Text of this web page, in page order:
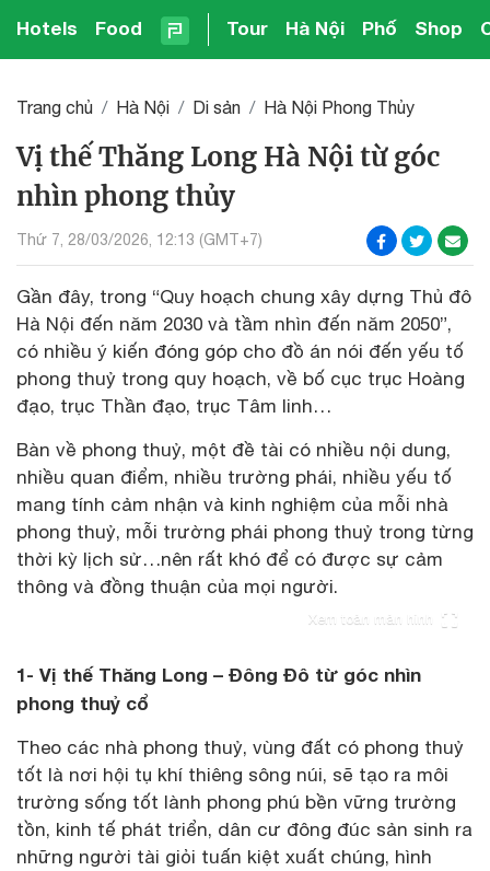
Hotels Food Tour Hà Nội Phố Shop
Trang chủ Hà Nội Di sản Hà Nội Phong Thủy
Vị thế Thăng Long Hà Nội từ góc
nhìn phong thủy
Thứ 7, 28/03/2026, 12:13 (GMT+7)
Gần đây, trong “Quy hoạch chung xây dựng Thủ đô
Hà Nội đến năm 2030 và tầm nhìn đến năm 2050”,
có nhiều ý kiến đóng góp cho đồ án nói đến yếu tố
phong thuỷ trong quy hoạch, về bố cục trục Hoàng
đạo, trục Thần đạo, trục Tâm linh…
Bàn về phong thuỷ, một đề tài có nhiều nội dung,
nhiều quan điểm, nhiều trường phái, nhiều yếu tố
mang tính cảm nhận và kinh nghiệm của mỗi nhà
phong thuỷ, mỗi trường phái phong thuỷ trong từng
thời kỳ lịch sử…nên rất khó để có được sự cảm
thông và đồng thuận của mọi người.
Xem toàn màn hình
1- Vị thế Thăng Long – Đông Đô từ góc nhìn
phong thuỷ cổ
Theo các nhà phong thuỷ, vùng đất có phong thuỷ
tốt là nơi hội tụ khí thiêng sông núi, sẽ tạo ra môi
trường sống tốt lành phong phú bền vững trường
tồn, kinh tế phát triển, dân cư đông đúc sản sinh ra
những người tài giỏi tuấn kiệt xuất chúng, hình